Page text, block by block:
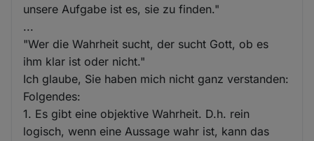
unsere Aufgabe ist es, sie zu finden."
...
"Wer die Wahrheit sucht, der sucht Gott, ob es
ihm klar ist oder nicht."
Ich glaube, Sie haben mich nicht ganz verstanden:
Folgendes:
1. Es gibt eine objektive Wahrheit. D.h. rein
logisch, wenn eine Aussage wahr ist, kann das